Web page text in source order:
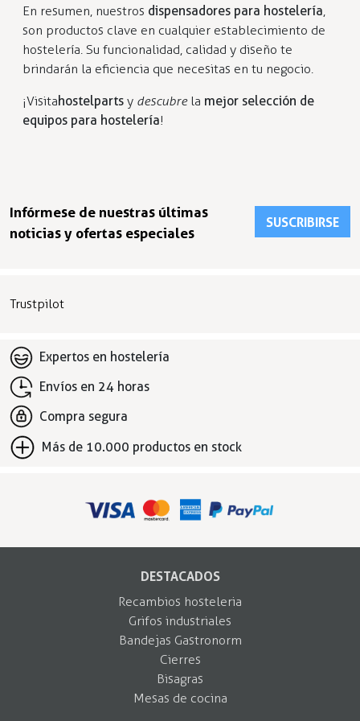
En resumen, nuestros dispensadores para hostelería,
son productos clave en cualquier establecimiento de
hostelería. Su funcionalidad, calidad y diseño te
brindarán la eficiencia que necesitas en tu negocio.
¡Visitahostelparts y descubrela mejor selección de
equipos para hostelería!
Infórmese de nuestras últimas
noticias y ofertas especiales
SUSCRIBIRSE
Trustpilot
Expertos en hostelería
Envíos en 24 horas
Compra segura
Más de 10.000 productos en stock
DESTACADOS
Recambios hosteleria
Grifos industriales
Bandejas Gastronorm
Cierres
Bisagras
Mesas de cocina